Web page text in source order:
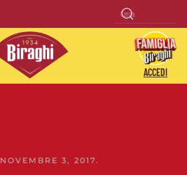
ACCEDI
NOVEMBRE 3, 2017.